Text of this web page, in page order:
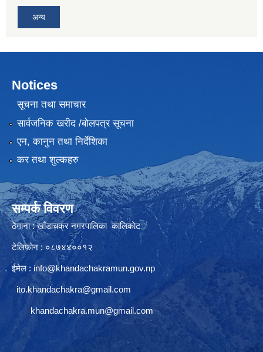
अन्य
Notices
सूचना तथा समाचार
सार्वजनिक खरीद /बोलपत्र सूचना
एन, कानुन तथा निर्देशिका
कर तथा शुल्कहरु
सम्पर्क विवरण
ठेगाना : खाँडाचक्र नगरपालिका कालिकाेट
टेलिफोन : ०८७४४००१२
ईमेल : info@khandachakramun.gov.np
ito.khandachakra@gmail.com
khandachakra.mun@gmail.com